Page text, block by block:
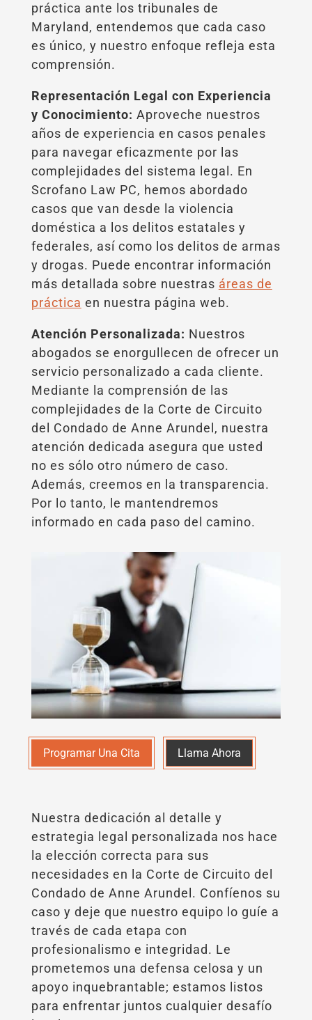
práctica ante los tribunales de
Maryland, entendemos que cada caso
es único, y nuestro enfoque refleja esta
comprensión.
Representación Legal con Experiencia
y Conocimiento: Aproveche nuestros
años de experiencia en casos penales
para navegar eficazmente por las
complejidades del sistema legal. En
Scrofano Law PC, hemos abordado
casos que van desde la violencia
doméstica a los delitos estatales y
federales, así como los delitos de armas
y drogas. Puede encontrar información
más detallada sobre nuestras áreas de
práctica en nuestra página web.
Atención Personalizada: Nuestros
abogados se enorgullecen de ofrecer un
servicio personalizado a cada cliente.
Mediante la comprensión de las
complejidades de la Corte de Circuito
del Condado de Anne Arundel, nuestra
atención dedicada asegura que usted
no es sólo otro número de caso.
Además, creemos en la transparencia.
Por lo tanto, le mantendremos
informado en cada paso del camino.
Programar Una Cita Llama Ahora
Nuestra dedicación al detalle y
estrategia legal personalizada nos hace
la elección correcta para sus
necesidades en la Corte de Circuito del
Condado de Anne Arundel. Confíenos su
caso y deje que nuestro equipo lo guíe a
través de cada etapa con
profesionalismo e integridad. Le
prometemos una defensa celosa y un
apoyo inquebrantable; estamos listos
para enfrentar juntos cualquier desafío